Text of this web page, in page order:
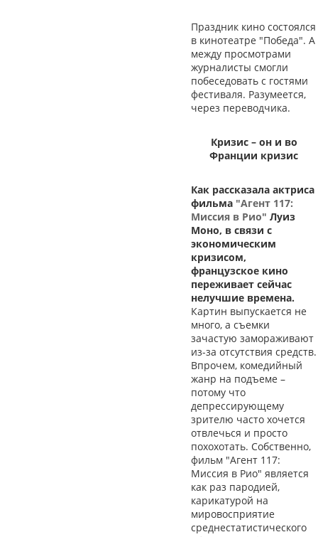
Праздник кино состоялся
в кинотеатре "Победа". А
между просмотрами
журналисты смогли
побеседовать с гостями
фестиваля. Разумеется,
через переводчика.
Кризис – он и во
Франции кризис
Как рассказала актриса
фильма "Агент 117:
Миссия в Рио" Луиз
Моно, в связи с
экономическим
кризисом,
французское кино
переживает сейчас
нелучшие времена.
Картин выпускается не
много, а съемки
зачастую замораживают
из-за отсутствия средств.
Впрочем, комедийный
жанр на подъеме –
потому что
депрессирующему
зрителю часто хочется
отвлечься и просто
похохотать. Собственно,
фильм "Агент 117:
Миссия в Рио" является
как раз пародией,
карикатурой на
мировосприятие
среднестатистического